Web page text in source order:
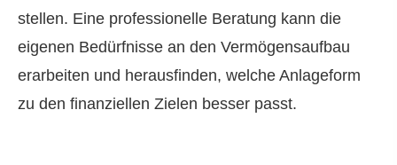
stellen. Eine professionelle Beratung kann die
eigenen Bedürfnisse an den Vermögensaufbau
erarbeiten und herausfinden, welche Anlageform
zu den finanziellen Zielen besser passt.